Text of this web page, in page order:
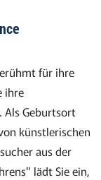
für ihre
ihre
Als Geburtsort
künstlerischen
aus der
lädt Sie ein,